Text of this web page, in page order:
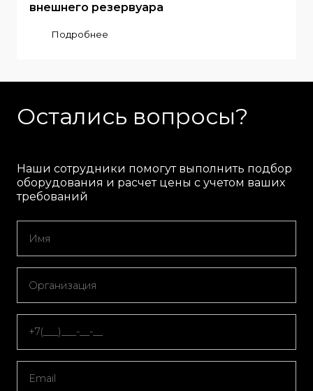
внешнего резервуара
Подробнее
Остались вопросы?
Наши сотрудники помогут выполнить подбор
оборудования и расчет цены с учетом ваших
требований